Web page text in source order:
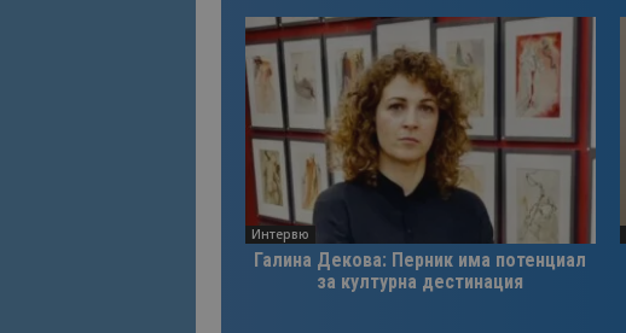
Интервю
Галина Декова: Перник има потенциал
за културна дестинация